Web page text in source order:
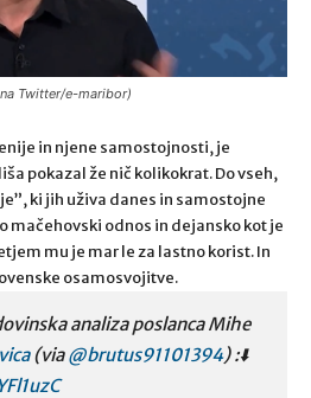
Twitter/e-maribor)
in njene samostojnosti, je
pokazal že nič kolikokrat. Do vseh,
ki jih uživa danes in samostojne
mačehovski odnos in dejansko kot je
mu je mar le za lastno korist. In
osamosvojitve.
analiza poslanca Mihe
(via@brutus91101394) :⬇️